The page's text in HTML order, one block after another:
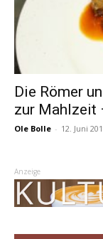
Die Römer
zur Mahlzeit
Ole Bolle - 12. Juni
Anzeige